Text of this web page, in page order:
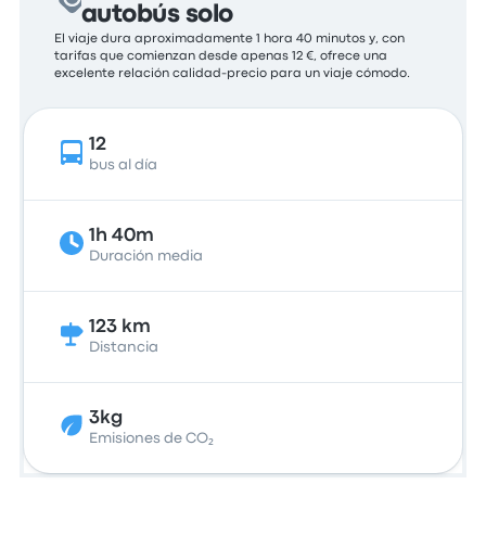
autobús solo
El viaje dura aproximadamente 1 hora 40 minutos y, con
tarifas que comienzan desde apenas 12 €, ofrece una
excelente relación calidad-precio para un viaje cómodo.
12
bus al día
1h 40m
Duración media
123 km
Distancia
3kg
Emisiones de CO₂